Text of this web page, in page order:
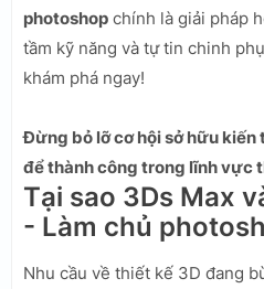
photoshop chính là giải pháp
tầm kỹ năng và tự tin chinh
khám phá ngay!
Đừng bỏ lỡ cơ hội sở hữu
để thành công trong lĩnh vực
Tại sao 3Ds Max
- Làm chủ
Nhu cầu về thiết kế 3D đang